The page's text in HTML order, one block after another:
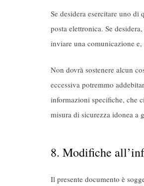
Se desidera esercitare uno
posta elettronica. Se
inviare una comunicazione
Non dovrà sostenere alcun
eccessiva potremmo
informazioni specifiche, che
misura di sicurezza idonea a
8. Modifiche
Il presente documento è